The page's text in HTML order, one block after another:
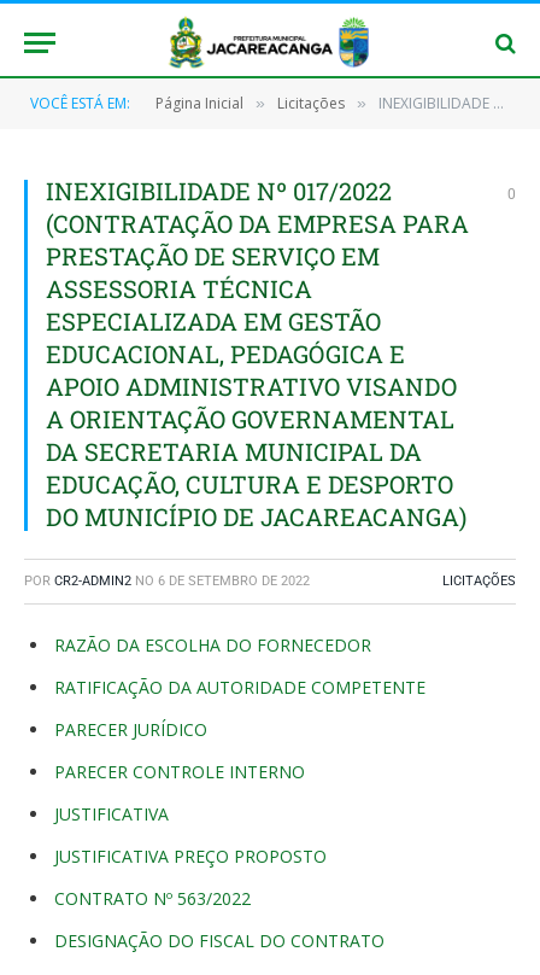
VOCÊ ESTÁ EM: Página Inicial » Licitações » INEXIGIBILIDADE Nº 017/2022 (CONTRATAÇÃO DA EMPRESA PARA PRESTAÇÃO DE SERVIÇO EM ASSESSORIA TÉCNICA ESPECIALIZADA EM GESTÃO EDUCACIONAL, PEDAGÓGICA E APOIO ADMINISTRATIVO VISANDO A ORIENTAÇÃO GOVERNAMENTAL DA SECRETARIA MUNICIPAL DA EDUCAÇÃO, CULTURA E DESPORTO DO MUNICÍPIO DE JACAREACANGA)
INEXIGIBILIDADE Nº 017/2022
(CONTRATAÇÃO DA EMPRESA PARA
PRESTAÇÃO DE SERVIÇO EM
ASSESSORIA TÉCNICA
ESPECIALIZADA EM GESTÃO
EDUCACIONAL, PEDAGÓGICA E
APOIO ADMINISTRATIVO VISANDO
A ORIENTAÇÃO GOVERNAMENTAL
DA SECRETARIA MUNICIPAL DA
EDUCAÇÃO, CULTURA E DESPORTO
DO MUNICÍPIO DE JACAREACANGA)
0
POR CR2-ADMIN2 NO 6 DE SETEMBRO DE 2022 LICITAÇÕES
RAZÃO DA ESCOLHA DO FORNECEDOR
RATIFICAÇÃO DA AUTORIDADE COMPETENTE
PARECER JURÍDICO
PARECER CONTROLE INTERNO
JUSTIFICATIVA
JUSTIFICATIVA PREÇO PROPOSTO
CONTRATO Nº 563/2022
DESIGNAÇÃO DO FISCAL DO CONTRATO